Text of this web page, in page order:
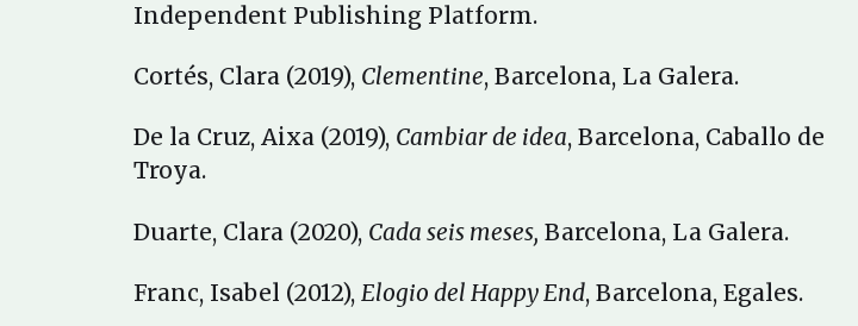
Independent Publishing Platform.
Cortés, Clara (2019), Clementine, Barcelona, La Galera.
De la Cruz, Aixa (2019), Cambiar de idea, Barcelona, Caballo de
Troya.
Duarte, Clara (2020), Cada seis meses, Barcelona, La Galera.
Franc, Isabel (2012), Elogio del Happy End, Barcelona, Egales.